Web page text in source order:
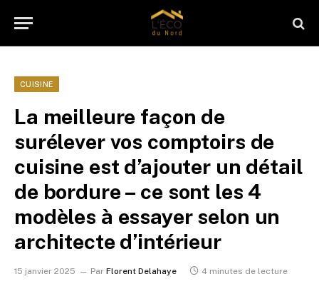
CUISINE
La meilleure façon de
surélever vos comptoirs de
cuisine est d’ajouter un détail
de bordure – ce sont les 4
modèles à essayer selon un
architecte d’intérieur
15 janvier 2025 Par Florent Delahaye 4 minutes de lecture